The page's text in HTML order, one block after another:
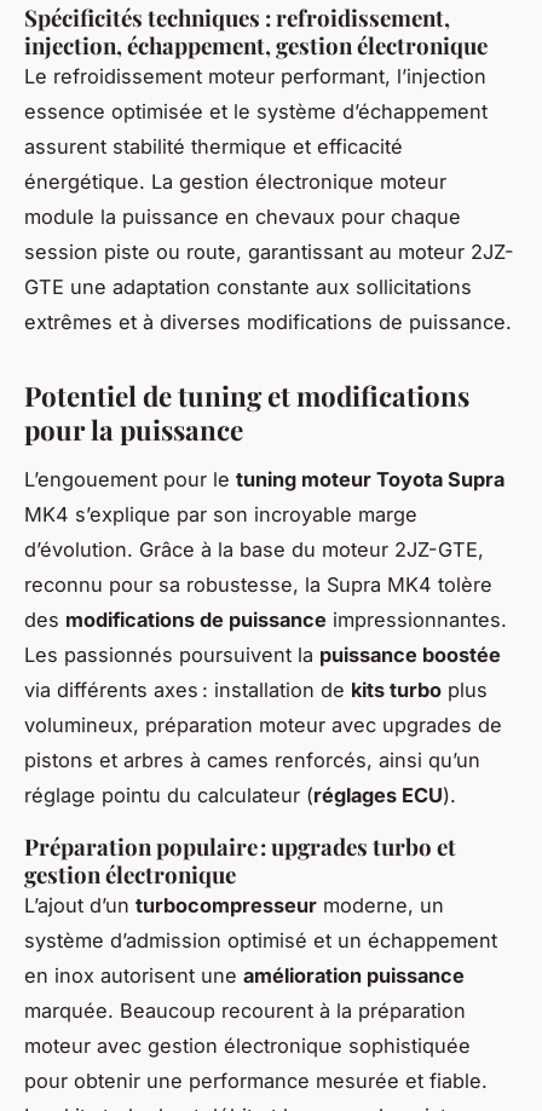
Spécificités techniques : refroidissement,
injection, échappement, gestion électronique
Le refroidissement moteur performant, l’injection
essence optimisée et le système d’échappement
assurent stabilité thermique et efficacité
énergétique. La gestion électronique moteur
module la puissance en chevaux pour chaque
session piste ou route, garantissant au moteur 2JZ-
GTE une adaptation constante aux sollicitations
extrêmes et à diverses modifications de puissance.
Potentiel de tuning et modifications
pour la puissance
L’engouement pour le tuning moteur Toyota Supra
MK4 s’explique par son incroyable marge
d’évolution. Grâce à la base du moteur 2JZ-GTE,
reconnu pour sa robustesse, la Supra MK4 tolère
des modifications de puissance impressionnantes.
Les passionnés poursuivent la puissance boostée
via différents axes : installation de kits turbo plus
volumineux, préparation moteur avec upgrades de
pistons et arbres à cames renforcés, ainsi qu’un
réglage pointu du calculateur (réglages ECU).
Préparation populaire : upgrades turbo et
gestion électronique
L’ajout d’un turbocompresseur moderne, un
système d’admission optimisé et un échappement
en inox autorisent une amélioration puissance
marquée. Beaucoup recourent à la préparation
moteur avec gestion électronique sophistiquée
pour obtenir une performance mesurée et fiable.